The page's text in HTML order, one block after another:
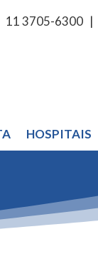
11 3705-6300 |
HOSPITAIS